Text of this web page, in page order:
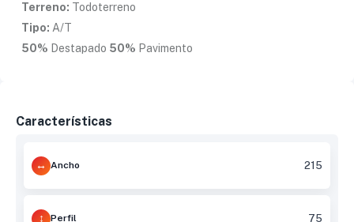
Terreno: Todoterreno
Tipo: A/T
50% Destapado 50% Pavimento
Características
Ancho 215
Perfil 75